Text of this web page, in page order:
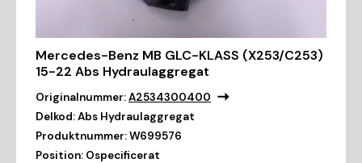
Mercedes-Benz MB GLC-KLASS (X253/C253)
15-22 Abs Hydraulaggregat
Originalnummer:A2534300400
Delkod:Abs Hydraulaggregat
Produktnummer:W699576
Position: Ospecificerat